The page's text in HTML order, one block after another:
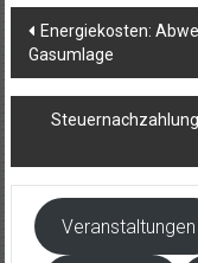
Energiekosten:
Gasumlage
Veranstaltungen